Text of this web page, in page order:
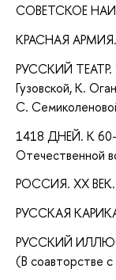
СОВЕТСКОЕ
КРАСНАЯ
РУССКИЙ ТЕАТР.
Гузовской, К.
С.
1418 ДНЕЙ. К
Отечественной
РОССИЯ. XX ВЕК.
РУССКАЯ
РУССКИЙ
(В соавторстве